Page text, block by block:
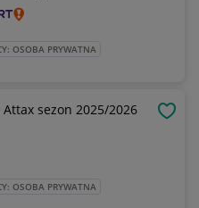
OSOBA PRYWATNA
sezon 2025/2026
OSOBA PRYWATNA